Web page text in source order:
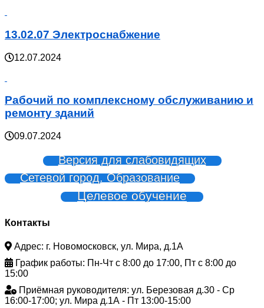
13.02.07 Электроснабжение
12.07.2024
Рабочий по комплексному обслуживанию и
ремонту зданий
09.07.2024
Версия для слабовидящих
Сетевой город. Образование
Целевое обучение
Контакты
Адрес: г. Новомосковск, ул. Мира, д.1А
График работы: Пн-Чт с 8:00 до 17:00, Пт с 8:00 до
15:00
Приёмная руководителя: ул. Березовая д.30 - Ср
16:00-17:00; ул. Мира д.1А - Пт 13:00-15:00